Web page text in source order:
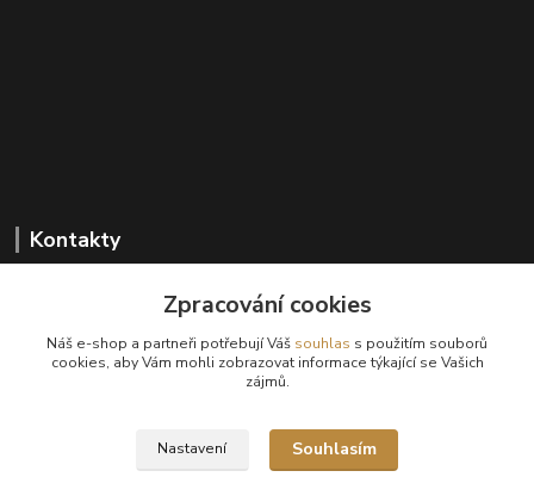
Kontakty
+420 602 647 136
(Po-Pá, 9-18 hod.)
Zpracování cookies
Náš e-shop a partneři potřebují Váš souhlas s použitím souborů
cookies, aby Vám mohli zobrazovat informace týkající se Vašich
zájmů.
Nastavení Souhlasím